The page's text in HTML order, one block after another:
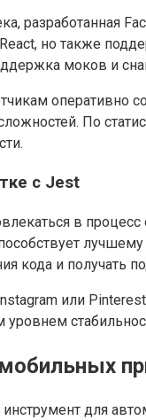
разработанная
но также
моков и
оперативно
По
с Jest
в
кода и получать
или
для